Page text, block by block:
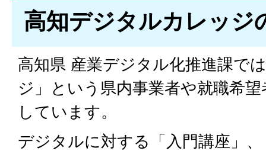
高知デジタルカレッジ
高知県 産業デジタル化推進課で
ジ」という県内事業者や就職希
しています。
デジタルに対する「入門講座」